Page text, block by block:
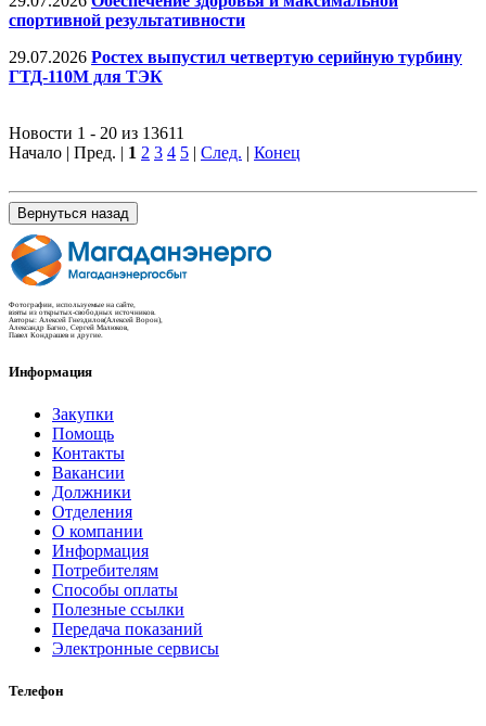
спортивной результативности
29.07.2026 Ростех выпустил четвертую серийную турбину
ГТД-110М для ТЭК
Новости 1 - 20 из 13611
Начало | Пред. | 1 2 3 4 5 | След. | Конец
Вернуться назад
Фотографии, используемые на сайте,
взяты из открытых-свободных источников.
Авторы: Алексей Гнездилов(Алексей Ворон),
Александр Багно, Сергей Малюков,
Павел Кондрашев и другие.
Информация
Закупки
Помощь
Контакты
Вакансии
Должники
Отделения
О компании
Информация
Потребителям
Способы оплаты
Полезные ссылки
Передача показаний
Электронные сервисы
Телефон